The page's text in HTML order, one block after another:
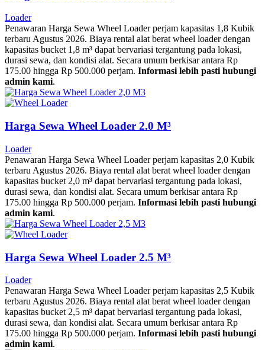
Loader
Penawaran Harga Sewa Wheel Loader perjam kapasitas 1,8 Kubik
terbaru Agustus 2026. Biaya rental alat berat wheel loader dengan
kapasitas bucket 1,8 m³ dapat bervariasi tergantung pada lokasi,
durasi sewa, dan kondisi alat. Secara umum berkisar antara Rp
175.00 hingga Rp 500.000 perjam. Informasi lebih pasti hubungi
admin kami.
Harga Sewa Wheel Loader 2.0 M³
Loader
Penawaran Harga Sewa Wheel Loader perjam kapasitas 2,0 Kubik
terbaru Agustus 2026. Biaya rental alat berat wheel loader dengan
kapasitas bucket 2,0 m³ dapat bervariasi tergantung pada lokasi,
durasi sewa, dan kondisi alat. Secara umum berkisar antara Rp
175.00 hingga Rp 500.000 perjam. Informasi lebih pasti hubungi
admin kami.
Harga Sewa Wheel Loader 2.5 M³
Loader
Penawaran Harga Sewa Wheel Loader perjam kapasitas 2,5 Kubik
terbaru Agustus 2026. Biaya rental alat berat wheel loader dengan
kapasitas bucket 2,5 m³ dapat bervariasi tergantung pada lokasi,
durasi sewa, dan kondisi alat. Secara umum berkisar antara Rp
175.00 hingga Rp 500.000 perjam. Informasi lebih pasti hubungi
admin kami.